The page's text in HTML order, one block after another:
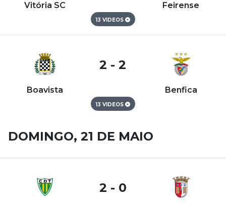
Vitória SC Feirense
13 VIDEOS
Boavista
2 - 2
Benfica
13 VIDEOS
DOMINGO, 21 DE MAIO
2 - 0